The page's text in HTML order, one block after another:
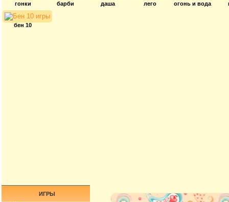
гонки барби даша лего огонь и вода
бен 10
ИГРЫ